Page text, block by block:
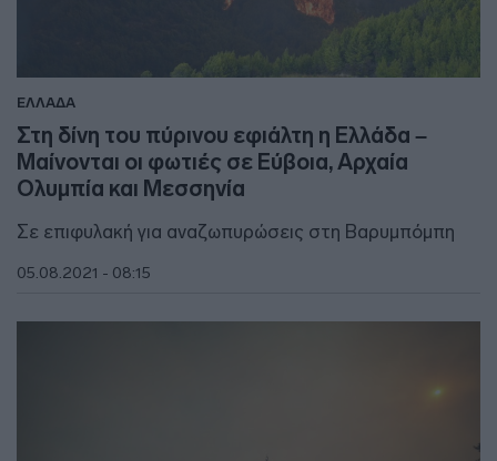
ΕΛΛΑΔΑ
Στη δίνη του πύρινου εφιάλτη η Ελλάδα –
Μαίνονται οι φωτιές σε Εύβοια, Αρχαία
Ολυμπία και Μεσσηνία
Σε επιφυλακή για αναζωπυρώσεις στη Βαρυμπόμπη
05.08.2021 - 08:15